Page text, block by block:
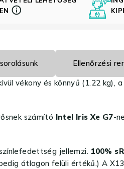
Ellenőrzési
vékony és könnyű (1.22 kg),
számító Intel Iris Xe G7-
jellemzi. 100%
átlagon felüli értékű.) A